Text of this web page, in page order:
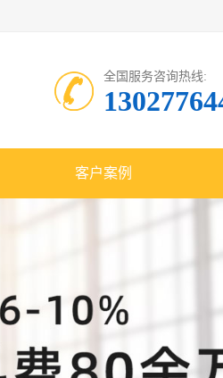
全国服务咨询热线:
客户案例